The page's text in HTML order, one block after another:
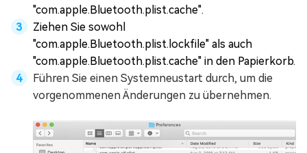
"com.apple.Bluetooth.plist.cache".
Ziehen Sie sowohl
"com.apple.Bluetooth.plist.lockfile" als auch
"com.apple.Bluetooth.plist.cache" in den Papierkorb.
Führen Sie einen Systemneustart durch, um die
vorgenommenen Änderungen zu übernehmen.